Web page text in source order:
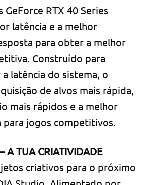
GeForce RTX 40 Series
latência e a melhor
para obter a melhor
Construído para
latência do sistema, o
de alvos mais rápida,
mais rápidos e a melhor
para jogos competitivos.
A TUA CRIATIVIDADE
criativos para o próximo